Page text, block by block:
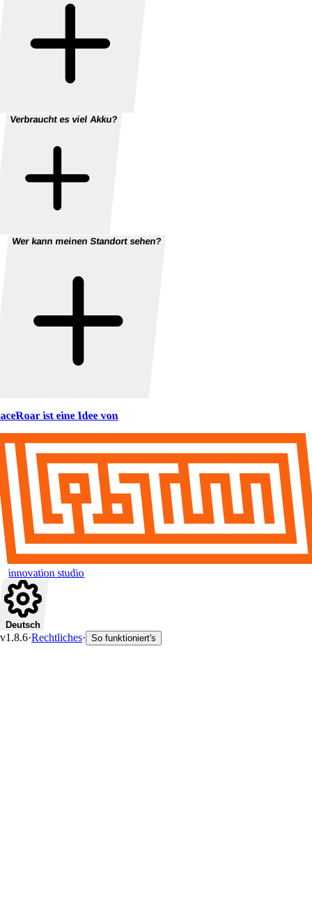
Verbraucht es viel Akku?
Wer kann meinen Standort sehen?
ist eine Idee von
innovation studio
Deutsch
v1.8.6·Rechtliches· So funktioniert's